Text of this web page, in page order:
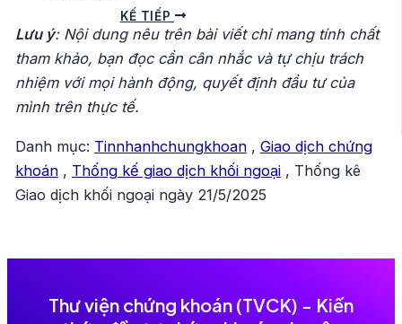
bài
viết
KẾ TIẾP
Lưu ý: Nội dung nêu trên bài viết chỉ mang tính chất
tham khảo, bạn đọc cần cân nhắc và tự chịu trách
nhiệm với mọi hành động, quyết định đầu tư của
mình trên thực tế.
Danh mục: Tinnhanhchungkhoan, Giao dịch chứng
khoán, Thống kế giao dịch khối ngoại, Thống kê
Giao dịch khối ngoại ngày 21/5/2025
Thư viện chứng khoán (TVCK) - Kiến